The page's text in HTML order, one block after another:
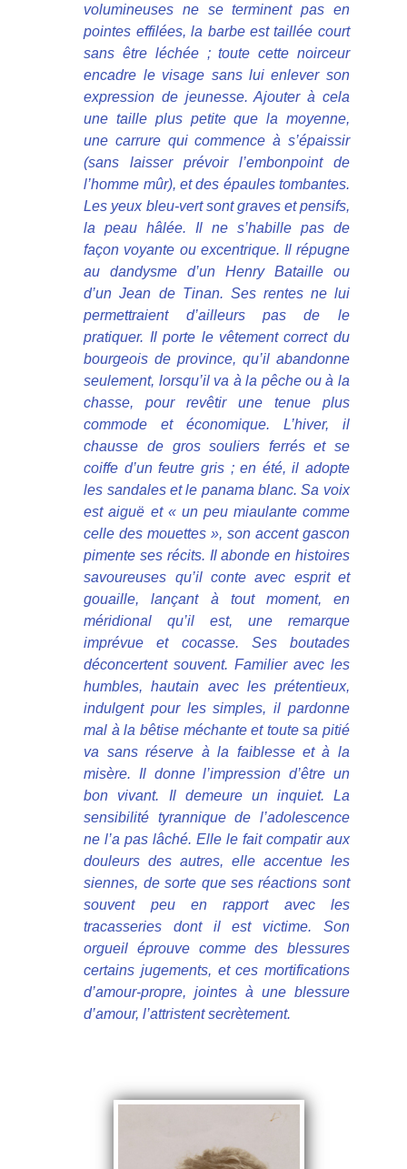
volumineuses ne se terminent pas en
pointes effilées, la barbe est taillée court
sans être léchée ; toute cette noirceur
encadre le visage sans lui enlever son
expression de jeunesse. Ajouter à cela
une taille plus petite que la moyenne,
une carrure qui commence à s’épaissir
(sans laisser prévoir l’embonpoint de
l’homme mûr), et des épaules tombantes.
Les yeux bleu-vert sont graves et pensifs,
la peau hâlée. Il ne s’habille pas de
façon voyante ou excentrique. Il répugne
au dandysme d’un Henry Bataille ou
d’un Jean de Tinan. Ses rentes ne lui
permettraient d’ailleurs pas de le
pratiquer. Il porte le vêtement correct du
bourgeois de province, qu’il abandonne
seulement, lorsqu’il va à la pêche ou à la
chasse, pour revêtir une tenue plus
commode et économique. L’hiver, il
chausse de gros souliers ferrés et se
coiffe d’un feutre gris ; en été, il adopte
les sandales et le panama blanc. Sa voix
est aiguë et « un peu miaulante comme
celle des mouettes », son accent gascon
pimente ses récits. Il abonde en histoires
savoureuses qu’il conte avec esprit et
gouaille, lançant à tout moment, en
méridional qu’il est, une remarque
imprévue et cocasse. Ses boutades
déconcertent souvent. Familier avec les
humbles, hautain avec les prétentieux,
indulgent pour les simples, il pardonne
mal à la bêtise méchante et toute sa pitié
va sans réserve à la faiblesse et à la
misère. Il donne l’impression d’être un
bon vivant. Il demeure un inquiet. La
sensibilité tyrannique de l’adolescence
ne l’a pas lâché. Elle le fait compatir aux
douleurs des autres, elle accentue les
siennes, de sorte que ses réactions sont
souvent peu en rapport avec les
tracasseries dont il est victime. Son
orgueil éprouve comme des blessures
certains jugements, et ces mortifications
d’amour-propre, jointes à une blessure
d’amour, l’attristent secrètement.